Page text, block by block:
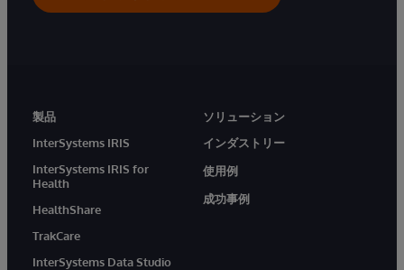
製品
InterSystems IRIS
InterSystems IRIS for
Health
HealthShare
TrakCare
InterSystems Data Studio
ソリューション
インダストリー
使用例
成功事例